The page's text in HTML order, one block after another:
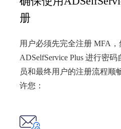
册
用户必须先完全注册 MFA，
ADSelfService Plus 进行密
员和最终用户的注册流程顺
许您：